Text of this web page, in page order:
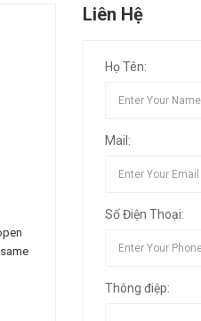
Liên Hệ
Họ Tên:
Mail:
Số Điện Thoại:
Thông điệp: